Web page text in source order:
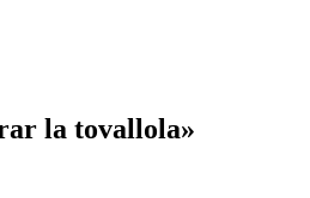
la tovallola»